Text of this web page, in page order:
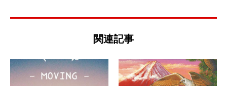
関連記事